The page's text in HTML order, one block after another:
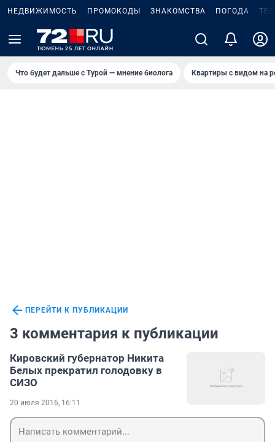
НЕДВИЖИМОСТЬ ПРОМОКОДЫ ЗНАКОМСТВА ПОГОДА
Что будет дальше с Турой — мнение биолога Квартиры с видом на
ПЕРЕЙТИ К ПУБЛИКАЦИИ
3 комментария к публикации
Кировский губернатор Никита
Белых прекратил голодовку в
СИЗО
20 июля 2016, 16:11